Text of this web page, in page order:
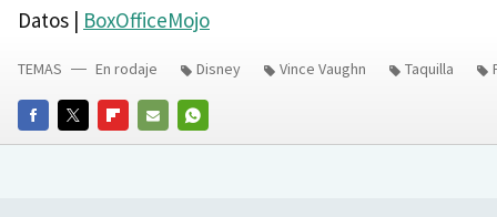
Datos | BoxOfficeMojo
FACEBOOKTWITTERFLIPBOARD
E-
WHATSAPP
TEMAS En rodaje Disney Vince Vaughn Taquilla